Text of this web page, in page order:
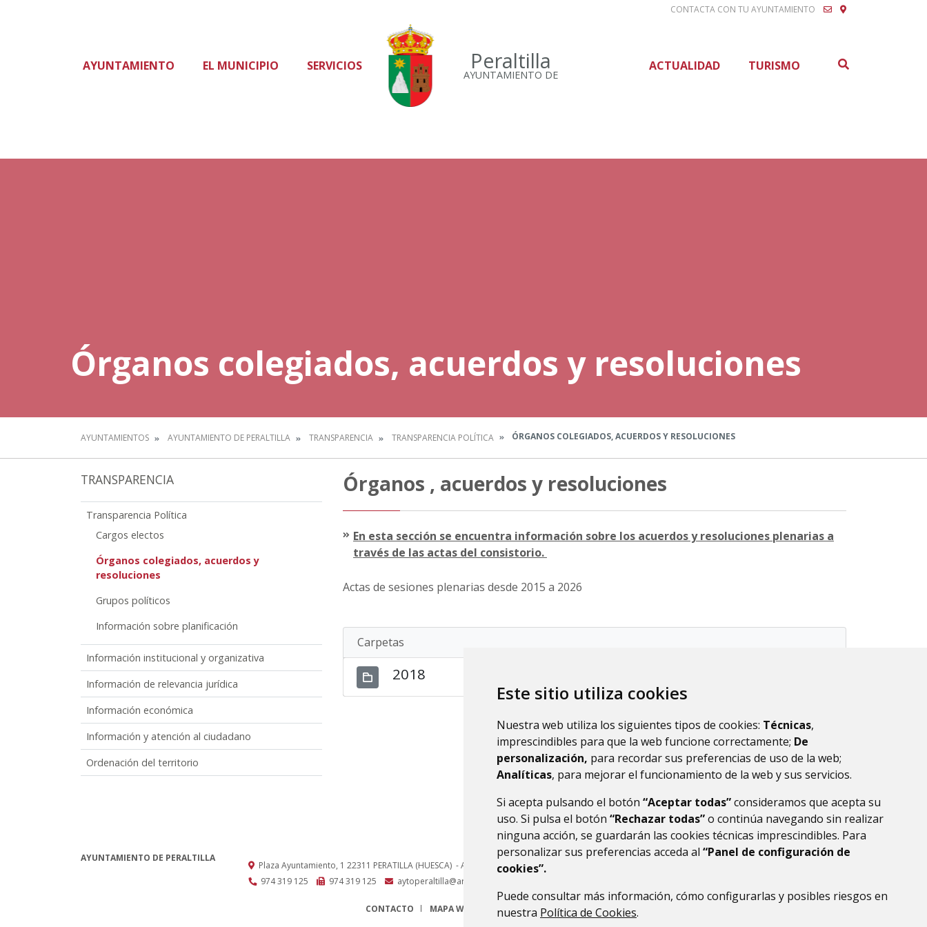
Este sitio utiliza cookies
Nuestra web utiliza los siguientes tipos de cookies: Técnicas,
imprescindibles para que la web funcione correctamente; De
personalización, para recordar sus preferencias de uso de la web;
Analíticas, para mejorar el funcionamiento de la web y sus servicios.
Si acepta pulsando el botón “Aceptar todas”consideramos que acepta su
uso. Si pulsa el botón “Rechazar todas”o continúa navegando sin realizar
ninguna acción, se guardarán las cookies técnicas imprescindibles. Para
personalizar sus preferencias acceda al “Panel de configuración de
cookies”.
Puede consultar más información, cómo configurarlas y posibles riesgos en
nuestra Política de Cookies.
CONTACTA CON TU AYUNTAMIENTO
Peraltilla
AYUNTAMIENTO DE
AYUNTAMIENTO EL MUNICIPIO SERVICIOS ACTUALIDAD TURISMO
Órganos colegiados, acuerdos y resoluciones
AYUNTAMIENTOS AYUNTAMIENTO DE PERALTILLA TRANSPARENCIA TRANSPARENCIA POLÍTICA ÓRGANOS COLEGIADOS, ACUERDOS Y RESOLUCIONES
TRANSPARENCIA
Transparencia Política
Cargos electos
Órganos colegiados, acuerdos y
resoluciones
Grupos políticos
Información sobre planificación
Información institucional y organizativa
Información de relevancia jurídica
Información económica
Información y atención al ciudadano
Ordenación del territorio
Órganos , acuerdos y resoluciones
En esta sección se encuentra información sobre los acuerdos y resoluciones plenarias a
través de las actas del consistorio.
Actas de sesiones plenarias desde 2015 a 2026
Carpetas
2018
AYUNTAMIENTO DE PERALTILLA
Plaza Ayuntamiento, 1 22311 PERATILLA (HUESCA) - ARAGÓN
(ESPAÑA)
974 319 125
974 319 125 aytoperaltilla@aragon.es
CONTACTO MAPA WEB AVISO LEGAL PROTECCIÓN DE DATOS